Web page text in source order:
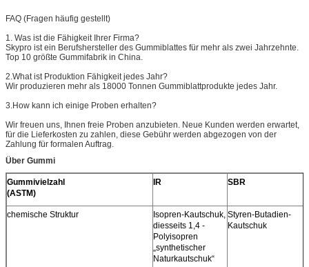
FAQ (Fragen häufig gestellt)
1. Was ist die Fähigkeit Ihrer Firma?
Skypro ist ein Berufshersteller des Gummiblattes für mehr als zwei Jahrzehnte.
Top 10 größte Gummifabrik in China.
2.What ist Produktion Fähigkeit jedes Jahr?
Wir produzieren mehr als 18000 Tonnen Gummiblattprodukte jedes Jahr.
3.How kann ich einige Proben erhalten?
Wir freuen uns, Ihnen freie Proben anzubieten. Neue Kunden werden erwartet,
für die Lieferkosten zu zahlen, diese Gebühr werden abgezogen von der
Zahlung für formalen Auftrag.
Über Gummi
Gummivielzahl
(ASTM)
IR SBR
chemische Struktur
Isopren-Kautschuk,
diesseits 1,4 -
Polyisopren
„synthetischer
Naturkautschuk“
Styren-Butadien-
Kautschuk